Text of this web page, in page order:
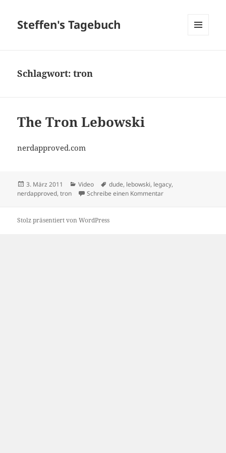
Steffen's Tagebuch
Schlagwort:tron
The Tron Lebowski
nerdapproved.com
Veröffentlicht
am
3. März 2011 Kategorien
Video Schlagwörter
dude, lebowski, legacy,
nerdapproved,tron Schreibe einen Kommentarzu The Tron Lebowski
Stolz präsentiert von WordPress